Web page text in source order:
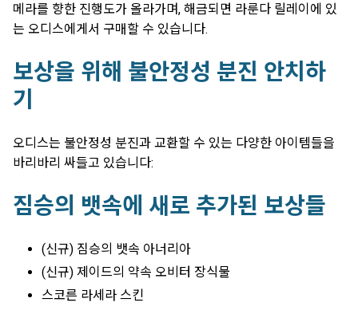
메라를 향한 진행도가 올라가며, 해금되면 라룬다 릴레이에 있
는 오디스에게서 구매할 수 있습니다.
보상을 위해 불안정성 분진 안치하
기
오디스는 불안정성 분진과 교환할 수 있는 다양한 아이템들을
바리바리 싸들고 있습니다:
짐승의 뱃속에 새로 추가된 보상들
(신규) 짐승의 뱃속 아너리아
(신규) 제이드의 약속 오비터 장식물
스코른 라세라 스킨